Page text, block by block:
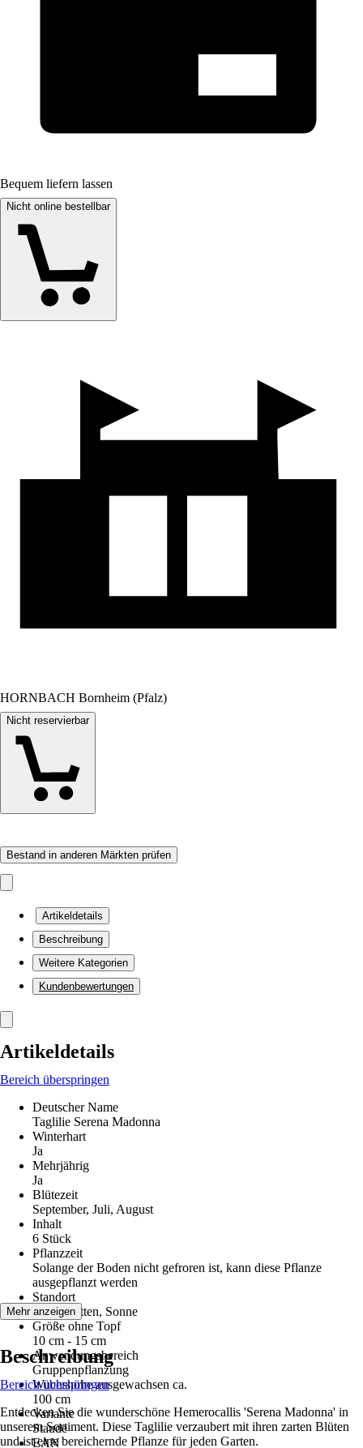
Bequem liefern lassen
Nicht online bestellbar
HORNBACH Bornheim (Pfalz)
Nicht reservierbar
Bestand in anderen Märkten prüfen
Artikeldetails
Beschreibung
Weitere Kategorien
Kundenbewertungen
Artikeldetails
Bereich überspringen
Deutscher Name
Taglilie Serena Madonna
Winterhart
Ja
Mehrjährig
Ja
Blütezeit
September, Juli, August
Inhalt
6 Stück
Pflanzzeit
Solange der Boden nicht gefroren ist, kann diese Pflanze
ausgepflanzt werden
Standort
Halbschatten, Sonne
Größe ohne Topf
10 cm - 15 cm
Anwendungsbereich
Gruppenpflanzung
Wuchshöhe ausgewachsen ca.
100 cm
Variante
Staude
EAN
Mehr anzeigen
Beschreibung
Bereich überspringen
Entdecken Sie die wunderschöne Hemerocallis 'Serena Madonna' in
unserem Sortiment. Diese Taglilie verzaubert mit ihren zarten Blüten
und ist eine bereichernde Pflanze für jeden Garten.